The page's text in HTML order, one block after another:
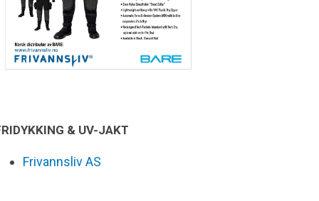
& UV-JAKT
Frivannsliv AS